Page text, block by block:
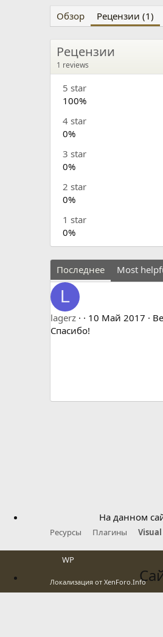
т
о
р
т
а
с
Обзор Рецензии (1)
Рецензии
5
.
1 reviews
5 star
100%
4 star
0%
3 star
0%
2 star
0%
1 star
0%
Последнее Most
L
lagerz
5
.
10 Май 2017
Спасибо!
Ресурсы Плагины
WP
Локализация от XenForo.Info
На данном